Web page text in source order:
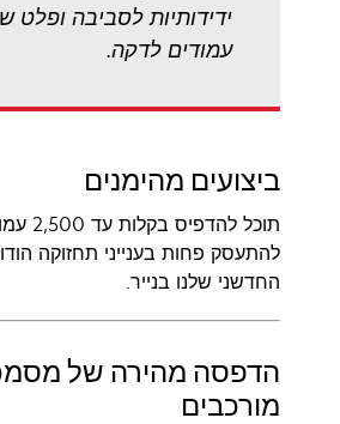
עמודים לדקה.
ביצועים מהימנים
תוכל
להתעסק פחות בענייני תחזוקה
החדשני שלנו בנייר.
הדפסה מהירה של
מורכבים